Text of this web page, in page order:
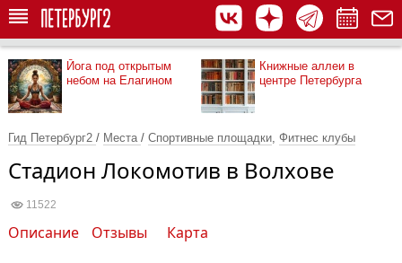
Йога под открытым
небом на Елагином
Книжные аллеи в
центре Петербурга
Гид Петербург2 / Места / Спортивные площадки, Фитнес клубы
Стадион Локомотив в Волхове
11522
Описание Отзывы Карта